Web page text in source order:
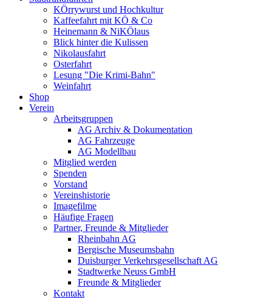
KÖrrywurst und Hochkultur
Kaffeefahrt mit KÖ & Co
Heinemann & NiKÖlaus
Blick hinter die Kulissen
Nikolausfahrt
Osterfahrt
Lesung "Die Krimi-Bahn"
Weinfahrt
Shop
Verein
Arbeitsgruppen
AG Archiv & Dokumentation
AG Fahrzeuge
AG Modellbau
Mitglied werden
Spenden
Vorstand
Vereinshistorie
Imagefilme
Häufige Fragen
Partner, Freunde & Mitglieder
Rheinbahn AG
Bergische Museumsbahn
Duisburger Verkehrsgesellschaft AG
Stadtwerke Neuss GmbH
Freunde & Mitglieder
Kontakt